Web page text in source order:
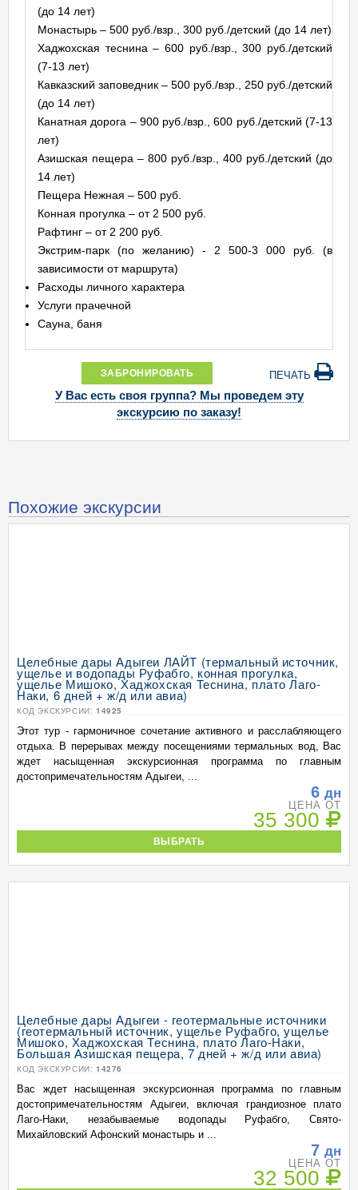
(до 14 лет)
Монастырь – 500 руб./взр., 300 руб./детский (до 14 лет)
Хаджохская теснина – 600 руб./взр., 300 руб./детский
(7-13 лет)
Кавказский заповедник – 500 руб./взр., 250 руб./детский
(до 14 лет)
Канатная дорога – 900 руб./взр., 600 руб./детский (7-13
лет)
Азишская пещера – 800 руб./взр., 400 руб./детский (до
14 лет)
Пещера Нежная – 500 руб.
Конная прогулка – от 2 500 руб.
Рафтинг – от 2 200 руб.
Экстрим-парк (по желанию) - 2 500-3 000 руб. (в
зависимости от маршрута)
Расходы личного характера
Услуги прачечной
Сауна, баня
ЗАБРОНИРОВАТЬ ПЕЧАТЬ
У Вас есть своя группа? Мы проведем эту
экскурсию по заказу!
Похожие экскурсии
Целебные дары Адыгеи ЛАЙТ (термальный источник,
ущелье и водопады Руфабго, конная прогулка,
ущелье Мишоко, Хаджохская Теснина, плато Лаго-
Наки, 6 дней + ж/д или авиа)
КОД ЭКСКУРСИИ: 14925
Этот тур - гармоничное сочетание активного и расслабляющего
отдыха. В перерывах между посещениями термальных вод, Вас
ждет насыщенная экскурсионная программа по главным
достопримечательностям Адыгеи, ...
6 дн
ЦЕНА ОТ
35 300
ВЫБРАТЬ
Целебные дары Адыгеи - геотермальные источники
(геотермальный источник, ущелье Руфабго, ущелье
Мишоко, Хаджохская Теснина, плато Лаго-Наки,
Большая Азишская пещера, 7 дней + ж/д или авиа)
КОД ЭКСКУРСИИ: 14276
Вас ждет насыщенная экскурсионная программа по главным
достопримечательностям Адыгеи, включая грандиозное плато
Лаго-Наки, незабываемые водопады Руфабго, Свято-
Михайловский Афонский монастырь и ...
7 дн
ЦЕНА ОТ
32 500